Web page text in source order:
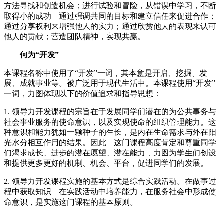
方法寻找和创造机会；进行试验和冒险，从错误中学习，不断
取得小的成功；通过强调共同的目标和建立信任来促进合作；
通过分享权利来增强他人的实力；通过欣赏他人的表现来认可
他人的贡献；营造团队精神，实现共赢。
何为“开发”
本课程名称中使用了“开发”一词，其本意是开启、挖掘、发
展、成就事业等。被广泛用于现代生活中。本课程使用“开发”
一词，力图体现以下的价值追求和指导思想：
1. 领导力开发课程的宗旨在于发展同学们潜在的为公共事务与
社会事业服务的使命意识，以及实现使命的组织管理能力。这
种意识和能力犹如一颗种子的生长，是内在生命需求与外在阳
光水分相互作用的结果。因此，这门课程高度肯定和尊重同学
们渴求成长、进步的潜在愿望、潜在能力，力图为学生们创设
和提供更多更好的机制、机会、平台，促进同学们的发展。
2. 领导力开发课程实施的基本方式是综合实践活动。在做事过
程中获取知识，在实践活动中培养能力，在服务社会中形成使
命意识，是实施这门课程的基本原则。